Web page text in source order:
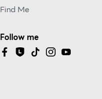
Find Me
Follow me